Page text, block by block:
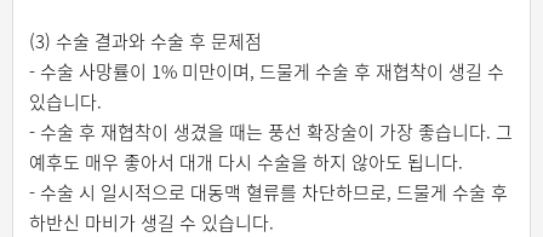
(3) 수술 결과와 수술 후 문제점
- 수술 사망률이 1% 미만이며, 드물게 수술 후 재협착이 생길 수
있습니다.
- 수술 후 재협착이 생겼을 때는 풍선 확장술이 가장 좋습니다. 그
예후도 매우 좋아서 대개 다시 수술을 하지 않아도 됩니다.
- 수술 시 일시적으로 대동맥 혈류를 차단하므로, 드물게 수술 후
하반신 마비가 생길 수 있습니다.